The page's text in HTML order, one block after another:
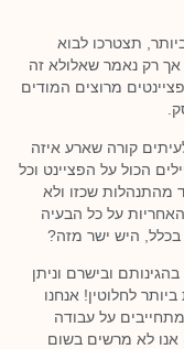
תצטרכו לבוא
נאמר שאלולא זה
מרוצים המודים
קורה שארע איזה
על הפציינט וכל
שכזו ולא
על כל הבעיה
היש ישר מזה?
ובישרם וניתן
לחלוטין! אנחנו
על עבודה
לא מרשים בשום